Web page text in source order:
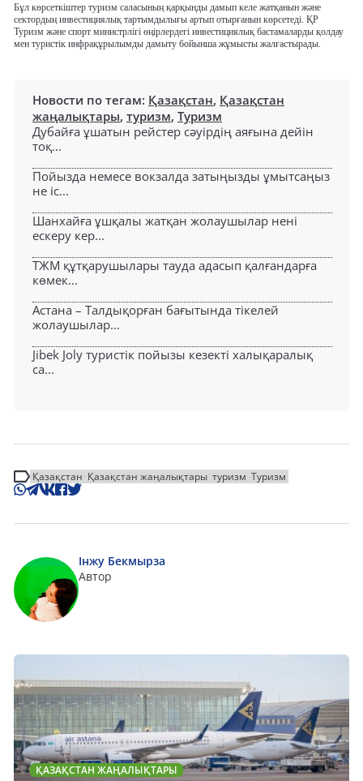
Бұл көрсеткіштер туризм саласының қарқынды дамып келе жатқанын және
сектордың инвестициялық тартымдылығы артып отырғанын көрсетеді. ҚР
Туризм және спорт министрлігі өңірлердегі инвестициялық бастамаларды қолдау
мен туристік инфрақұрылымды дамыту бойынша жұмысты жалғастырады.
Новости по тегам: Қазақстан, Қазақстан
жаңалықтары, туризм, Туризм
Дубайға ұшатын рейстер сәуірдің аяғына дейін
тоқ...
Пойызда немесе вокзалда затыңызды ұмытсаңыз
не іс...
Шанхайға ұшқалы жатқан жолаушылар нені
ескеру кер...
ТЖМ құтқарушылары тауда адасып қалғандарға
көмек...
Астана – Талдықорған бағытында тікелей
жолаушылар...
Jibek Joly туристік пойызы кезекті халықаралық
са...
Қазақстан Қазақстан жаңалықтары туризм Туризм
Інжу Бекмырза
Автор
ҚАЗАҚСТАН ЖАҢАЛЫҚТАРЫ